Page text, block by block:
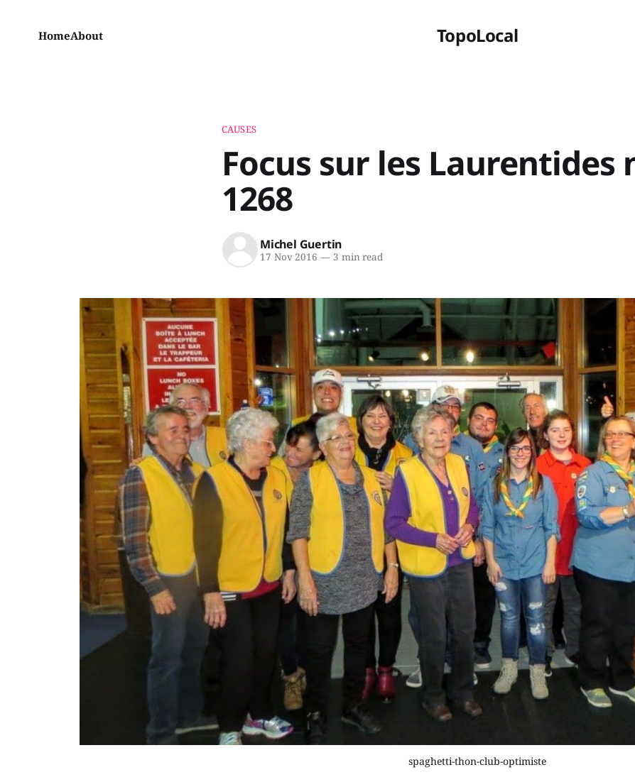
TopoLocal
HomeAbout
CAUSES
Focus sur les Laurentides
1268
Michel Guertin
17 Nov 2016 —3 min read
spaghetti-thon-club-optimiste